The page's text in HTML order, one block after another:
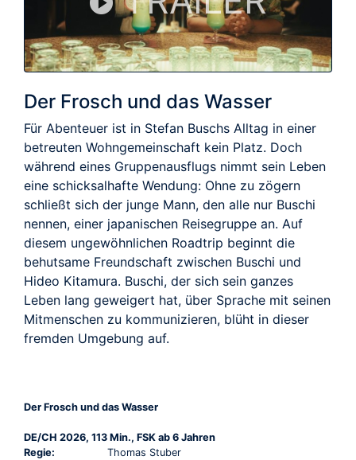
Der Frosch und das Wasser
Für Abenteuer ist in Stefan Buschs Alltag in einer
betreuten Wohngemeinschaft kein Platz. Doch
während eines Gruppenausflugs nimmt sein Leben
eine schicksalhafte Wendung: Ohne zu zögern
schließt sich der junge Mann, den alle nur Buschi
nennen, einer japanischen Reisegruppe an. Auf
diesem ungewöhnlichen Roadtrip beginnt die
behutsame Freundschaft zwischen Buschi und
Hideo Kitamura. Buschi, der sich sein ganzes
Leben lang geweigert hat, über Sprache mit seinen
Mitmenschen zu kommunizieren, blüht in dieser
fremden Umgebung auf.
Der Frosch und das Wasser
DE/CH 2026, 113 Min., FSK ab 6 Jahren
Regie:
Thomas Stuber